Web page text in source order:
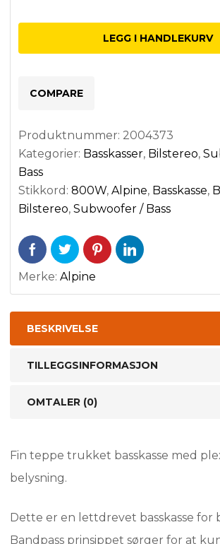
SBG-
antall
LEGG I HANDLEKURV
COMPARE
Produktnummer: 2004373
Kategorier: Basskasser, Bilstereo,
Bass
Stikkord: 800W, Alpine, Basskasse,
Bilstereo, Subwoofer / Bass
Merke: Alpine
BESKRIVELSE
TILLEGGSINFORMASJON
OMTALER (0)
Fin teppe trukket basskasse med
belysning.
Dette er en lettdrevet basskasse for
Bandpass prinsippet sørger for at